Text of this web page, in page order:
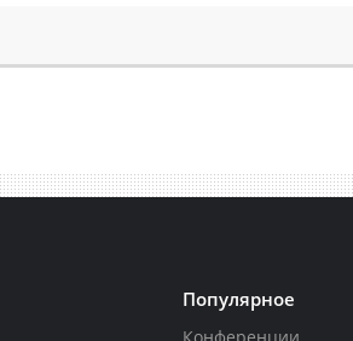
Популярное